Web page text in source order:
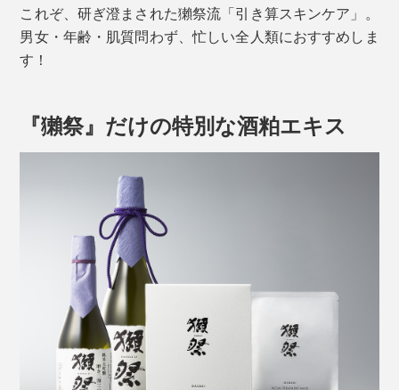
これぞ、研ぎ澄まされた獺祭流「引き算スキンケア」。
男女・年齢・肌質問わず、忙しい全人類におすすめしま
す！
『獺祭』だけの特別な酒粕エキス